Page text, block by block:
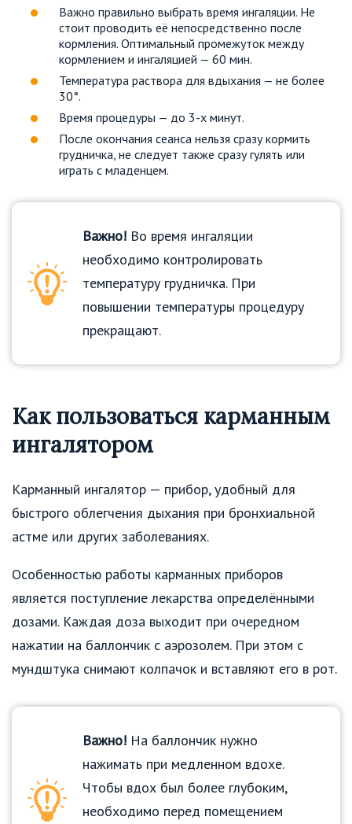
Важно правильно выбрать время ингаляции. Не
стоит проводить её непосредственно после
кормления. Оптимальный промежуток между
кормлением и ингаляцией — 60 мин.
Температура раствора для вдыхания — не более
30°.
Время процедуры — до 3-х минут.
После окончания сеанса нельзя сразу кормить
грудничка, не следует также сразу гулять или
играть с младенцем.
Важно! Во время ингаляции
необходимо контролировать
температуру грудничка. При
повышении температуры процедуру
прекращают.
Как пользоваться карманным
ингалятором
Карманный ингалятор — прибор, удобный для
быстрого облегчения дыхания при бронхиальной
астме или других заболеваниях.
Особенностью работы карманных приборов
является поступление лекарства определёнными
дозами. Каждая доза выходит при очередном
нажатии на баллончик с аэрозолем. При этом с
мундштука снимают колпачок и вставляют его в рот.
Важно! На баллончик нужно
нажимать при медленном вдохе.
Чтобы вдох был более глубоким,
необходимо перед помещением